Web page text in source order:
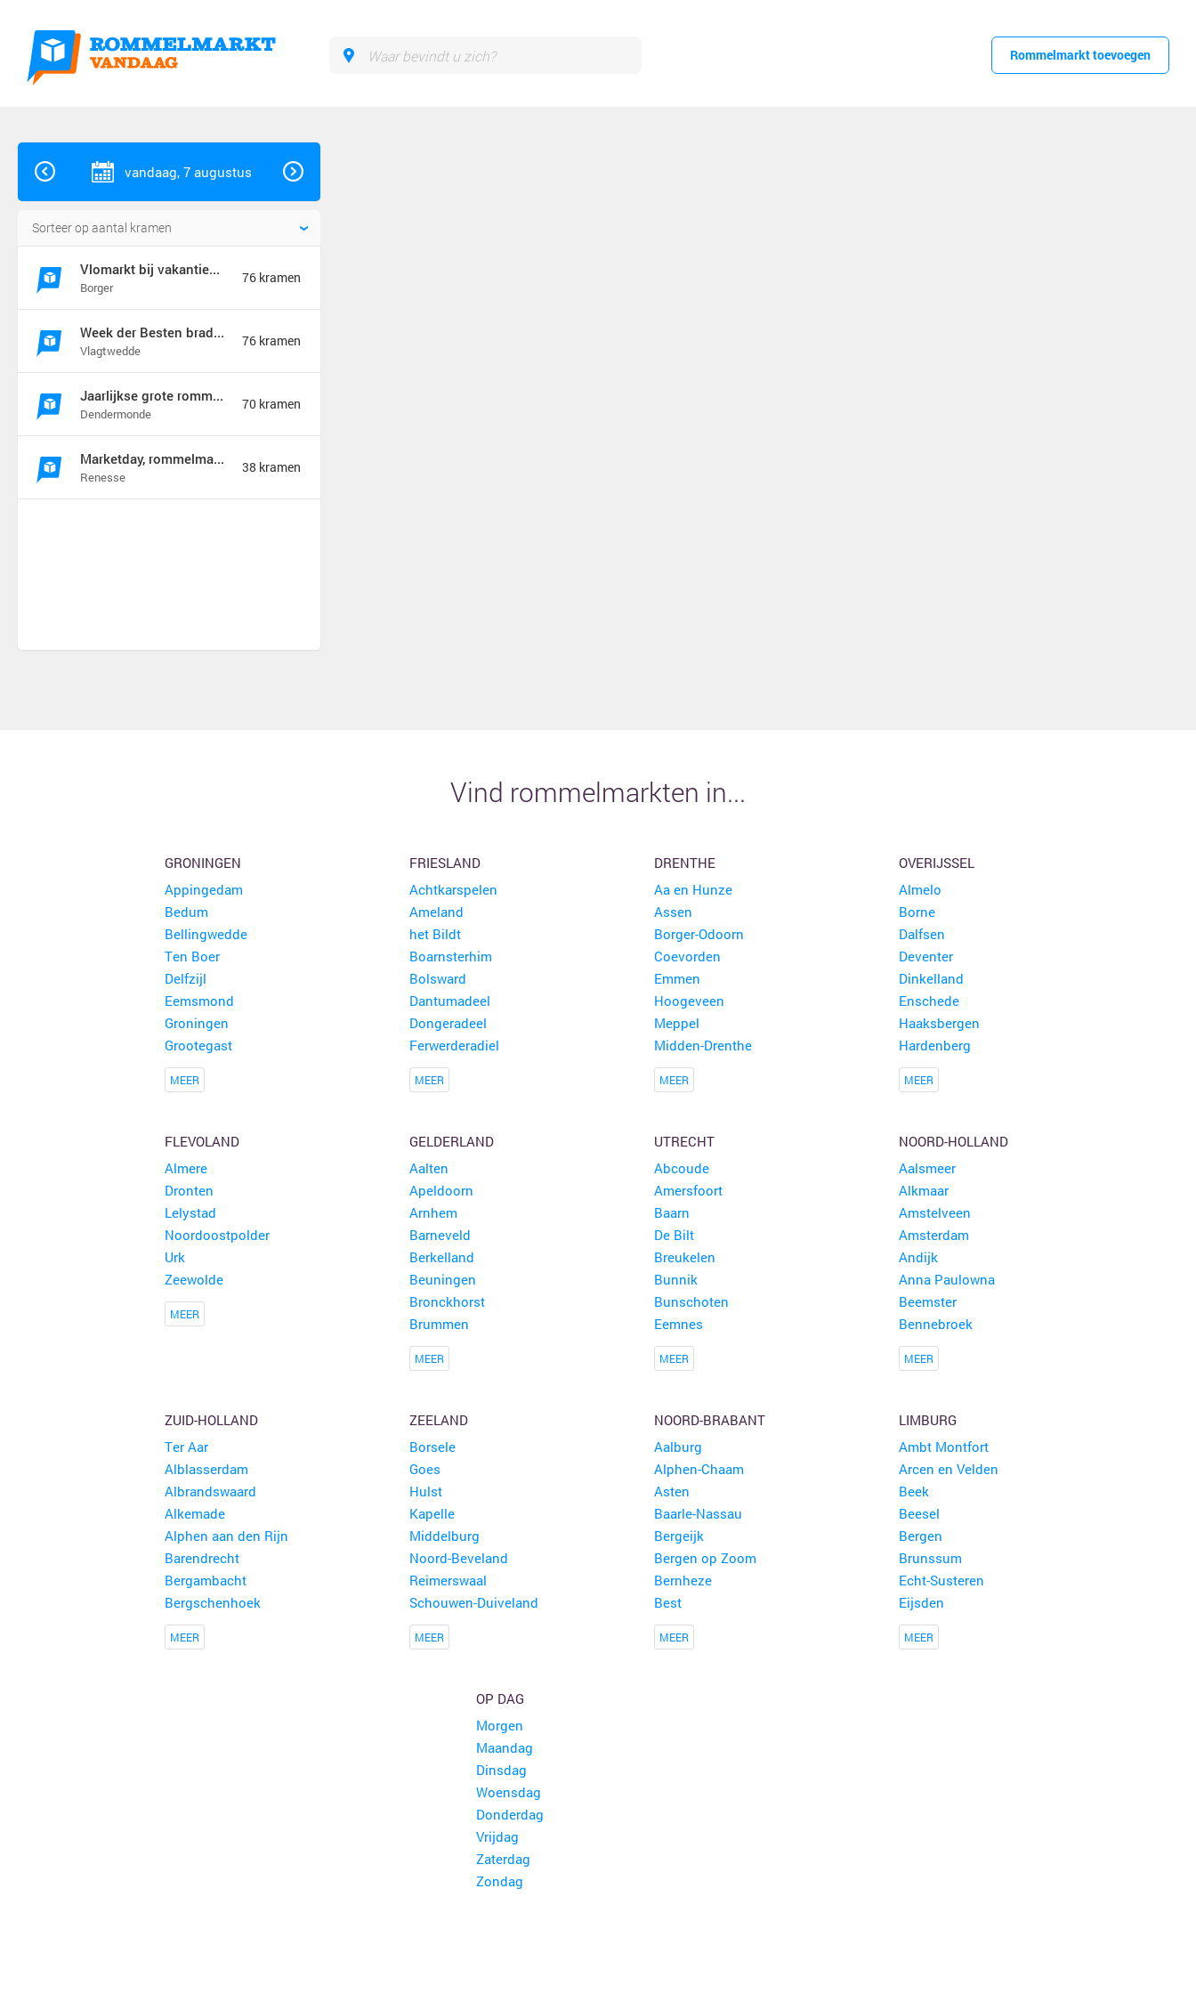
Rommelmarkt toevoegen
vandaag, 7 augustus
Vlomarkt bij vakantiebraderie in Borger
Borger
76 kramen
Week der Besten braderie en rommelmarkt (jaarmarkt)
Vlagtwedde
76 kramen
Jaarlijkse grote rommelmarkt
Dendermonde
70 kramen
Marketday, rommelmarkt en meer
Renesse
38 kramen
Vind rommelmarkten in...
GRONINGEN
Appingedam
Bedum
Bellingwedde
Ten Boer
Delfzijl
Eemsmond
Groningen
Grootegast
MEER
FRIESLAND
Achtkarspelen
Ameland
het Bildt
Boarnsterhim
Bolsward
Dantumadeel
Dongeradeel
Ferwerderadiel
MEER
DRENTHE
Aa en Hunze
Assen
Borger-Odoorn
Coevorden
Emmen
Hoogeveen
Meppel
Midden-Drenthe
MEER
OVERIJSSEL
Almelo
Borne
Dalfsen
Deventer
Dinkelland
Enschede
Haaksbergen
Hardenberg
MEER
FLEVOLAND
Almere
Dronten
Lelystad
Noordoostpolder
Urk
Zeewolde
MEER
GELDERLAND
Aalten
Apeldoorn
Arnhem
Barneveld
Berkelland
Beuningen
Bronckhorst
Brummen
MEER
UTRECHT
Abcoude
Amersfoort
Baarn
De Bilt
Breukelen
Bunnik
Bunschoten
Eemnes
MEER
NOORD-HOLLAND
Aalsmeer
Alkmaar
Amstelveen
Amsterdam
Andijk
Anna Paulowna
Beemster
Bennebroek
MEER
ZUID-HOLLAND
Ter Aar
Alblasserdam
Albrandswaard
Alkemade
Alphen aan den Rijn
Barendrecht
Bergambacht
Bergschenhoek
MEER
ZEELAND
Borsele
Goes
Hulst
Kapelle
Middelburg
Noord-Beveland
Reimerswaal
Schouwen-Duiveland
MEER
NOORD-BRABANT
Aalburg
Alphen-Chaam
Asten
Baarle-Nassau
Bergeijk
Bergen op Zoom
Bernheze
Best
MEER
LIMBURG
Ambt Montfort
Arcen en Velden
Beek
Beesel
Bergen
Brunssum
Echt-Susteren
Eijsden
MEER
OP DAG
Morgen
Maandag
Dinsdag
Woensdag
Donderdag
Vrijdag
Zaterdag
Zondag